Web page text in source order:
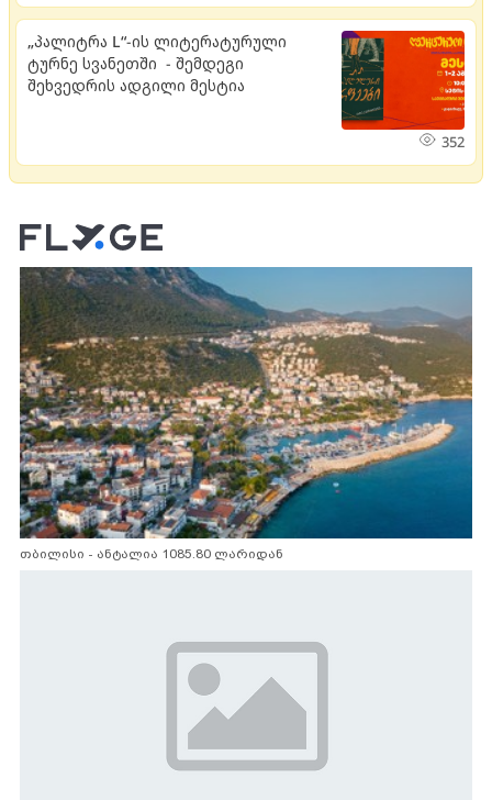
„პალიტრა L“-ის ლიტერატურული
ტურნე სვანეთში - შემდეგი
შეხვედრის ადგილი მესტია
352
თბილისი - ანტალია 1085.80 ლარიდან